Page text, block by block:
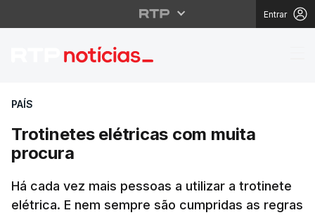
Entrar
Trotinetes elétricas
PAÍS
Trotinetes elétricas com muita
procura
Há cada vez mais pessoas a utilizar a trotinete
elétrica. E nem sempre são cumpridas as regras